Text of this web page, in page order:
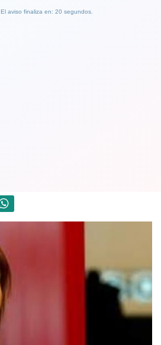
El aviso finaliza en: 19 segundos.